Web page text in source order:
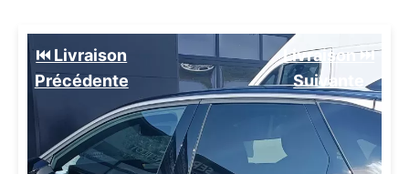
⏮️ Livraison
Précédente
Livraison ⏭️
Suivante️